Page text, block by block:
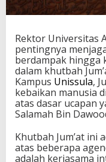
Rektor Universitas
pentingnya
berdampak hingga
dalam khutbah
Kampus Unissula,
kebaikan manusia
atas dasar ucapan
Salamah Bin
Khutbah Jum’at ini
atas beberapa
adalah kerjasama